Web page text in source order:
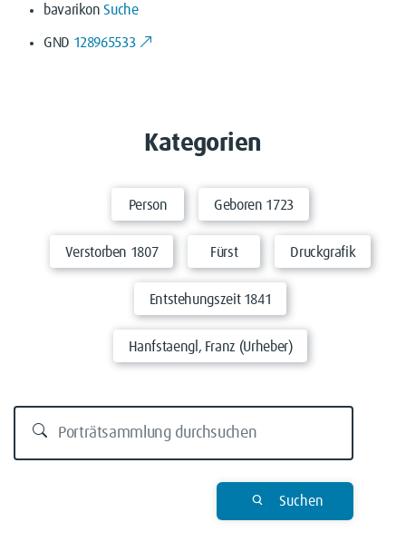
bavarikonSuche
GND 128965533
Kategorien
Person Geboren 1723
Verstorben 1807 Fürst Druckgrafik
Entstehungszeit 1841
Hanfstaengl, Franz (Urheber)
Suchen